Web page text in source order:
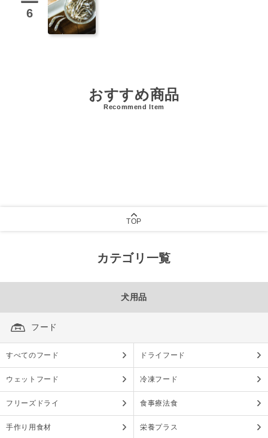
おすすめ商品
Recommend Item
TOP
カテゴリ一覧
犬用品
フード
すべてのフード ドライフード
ウェットフード 冷凍フード
フリーズドライ 食事療法食
手作り用食材 栄養プラス